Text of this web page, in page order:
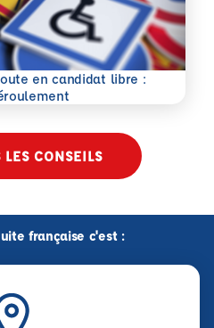
en candidat libre :
CONSEILS
française c'est :